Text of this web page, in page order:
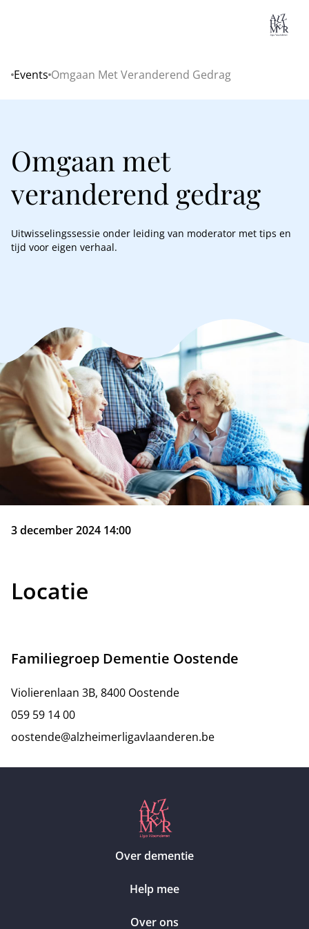
Home
Events Omgaan Met Veranderend Gedrag
Omgaan met
veranderend gedrag
Uitwisselingssessie onder leiding van moderator met tips en
tijd voor eigen verhaal.
3 december 2024 14:00
Locatie
Familiegroep Dementie Oostende
Violierenlaan 3B, 8400 Oostende
059 59 14 00
oostende@alzheimerligavlaanderen.be
Over dementie
Help mee
Over ons